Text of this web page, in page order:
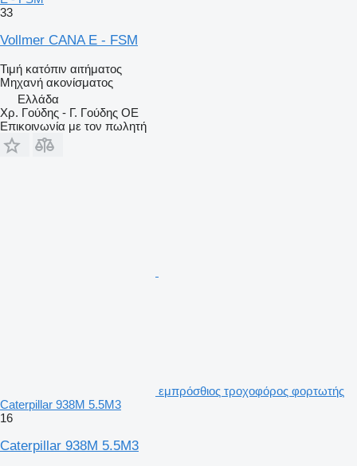
33
Vollmer CANA E - FSM
Τιμή κατόπιν αιτήματος
Μηχανή ακονίσματος
Ελλάδα
Χρ. Γούδης - Γ. Γούδης ΟΕ
Επικοινωνία με τον πωλητή
εμπρόσθιος τροχοφόρος φορτωτής
Caterpillar 938M 5.5M3
16
Caterpillar 938M 5.5M3